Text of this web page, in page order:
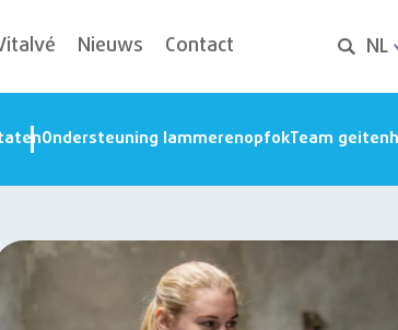
Ondersteuning lammerenopfokTeam
Nieuws Contact NL